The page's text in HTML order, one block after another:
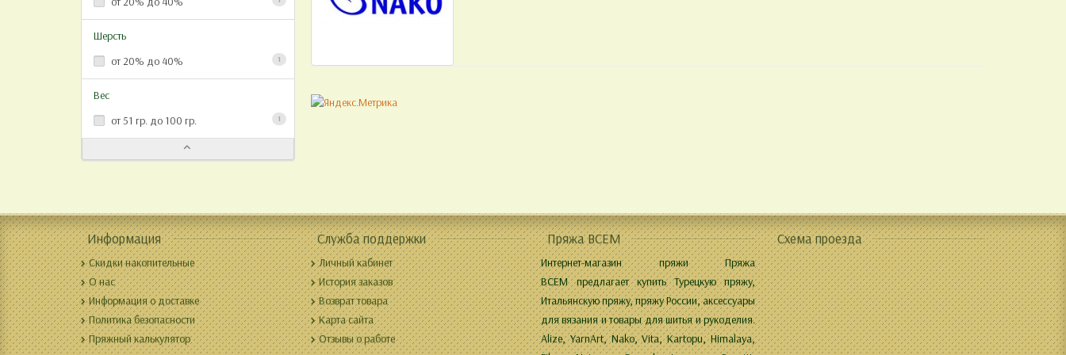
Шерсть
от 20% до 40%
1
Вес
от 51 гр. до 100 гр.
1
Информация
Скидки накопительные
О нас
Информация о доставке
Политика безопасности
Пряжный калькулятор
Служба поддержки
Личный кабинет
История заказов
Возврат товара
Карта сайта
Отзывы о работе
Пряжа ВСЕМ
Интернет-магазин пряжи Пряжа
ВСЕМ предлагает купить Турецкую пряжу,
Итальянскую пряжу, пряжу России, аксессуары
для вязания и товары для шитья и рукоделия.
Alize, YarnArt, Nako, Vita, Kartopu, Himalaya,
Схема проезда